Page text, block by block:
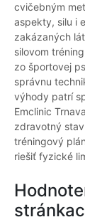
cvičebným
aspekty, silu i
zakázaných
silovom
zo športovej
správnu
výhody patrí
Emclinic
zdravotný
tréningový
riešiť fyzické